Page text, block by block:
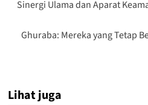
Sinergi Ulama dan Aparat
Ghuraba: Mereka yang Tetap
Lihat juga